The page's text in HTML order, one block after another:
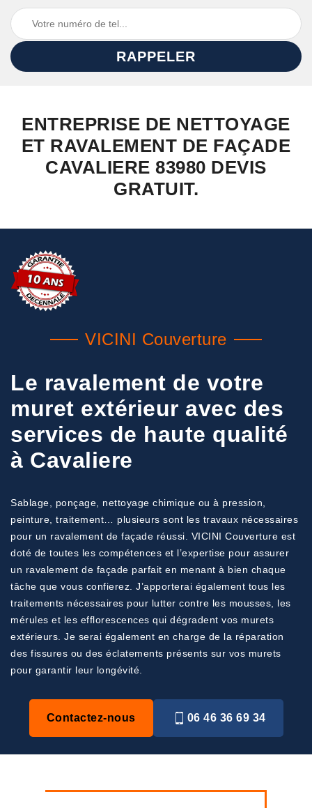
ENTREPRISE DE NETTOYAGE
ET RAVALEMENT DE FAÇADE
CAVALIERE 83980 DEVIS
GRATUIT.
VICINI Couverture
Le ravalement de votre
muret extérieur avec des
services de haute qualité
à Cavaliere
Sablage, ponçage, nettoyage chimique ou à pression,
peinture, traitement… plusieurs sont les travaux nécessaires
pour un ravalement de façade réussi. VICINI Couverture est
doté de toutes les compétences et l’expertise pour assurer
un ravalement de façade parfait en menant à bien chaque
tâche que vous confierez. J’apporterai également tous les
traitements nécessaires pour lutter contre les mousses, les
mérules et les efflorescences qui dégradent vos murets
extérieurs. Je serai également en charge de la réparation
des fissures ou des éclatements présents sur vos murets
pour garantir leur longévité.
Contactez-nous 06 46 36 69 34